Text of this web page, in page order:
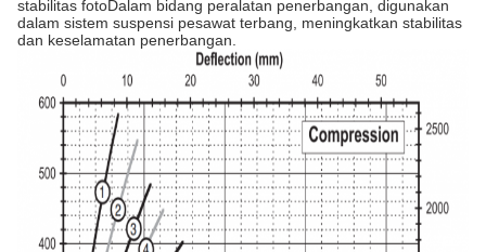
stabilitas fotoDalam bidang peralatan penerbangan, digunakan
dalam sistem suspensi pesawat terbang, meningkatkan stabilitas
dan keselamatan penerbangan.